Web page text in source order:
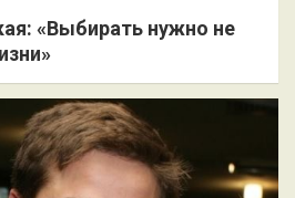
«Выбирать нужно не